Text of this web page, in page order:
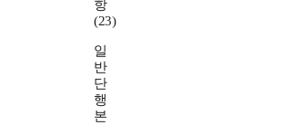
항
(23)
일
반
단
행
본